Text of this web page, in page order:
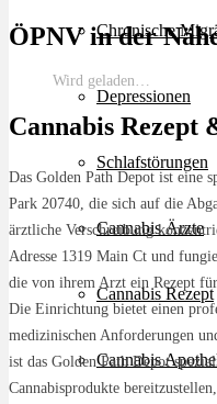
Chronische
Depressionen
Schlafstörungen
Cannabis Ärzte
Cannabis Rezept
Cannabis
ÖPNV in der
Wird geladen…
Cannabis Rezept
Das Golden Path Depot ist eine
Park 20740, die sich auf die
ärztliche Verschreibung
Adresse 1319 Main Ct und
die von ihrem Arzt ein Rezept
Die Einrichtung bietet einen
medizinischen Anforderungen
ist das Golden Path Depot
Cannabisprodukte